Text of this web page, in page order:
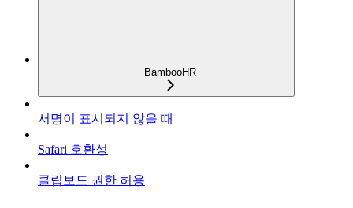
BambooHR
서명이 표시되지 않을 때
Safari 호환성
클립보드 권한 허용